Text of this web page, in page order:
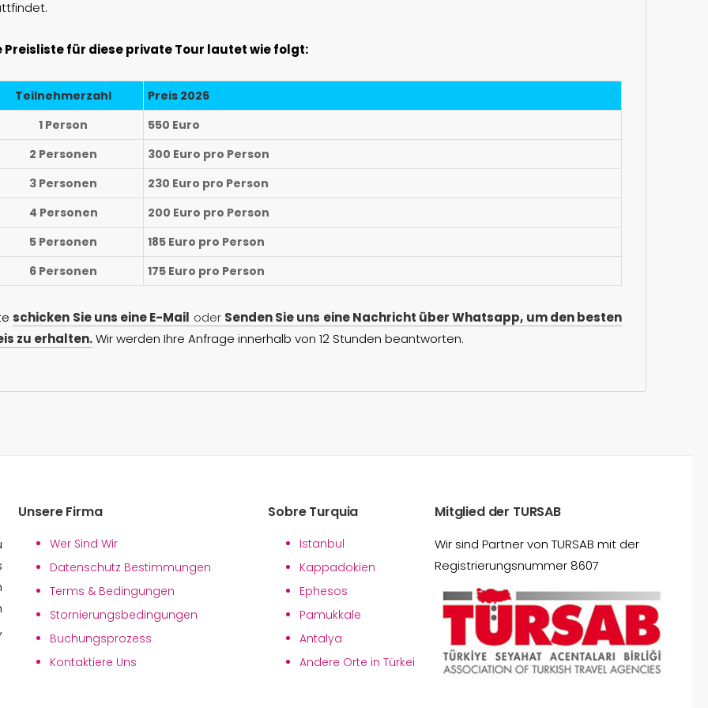
Preisliste für diese private Tour lautet wie folgt:
Teilnehmerzahl
Preis 2026
1 Person
550 Euro
2 Personen
300 Euro pro Person
3 Personen
230 Euro pro Person
4 Personen
200 Euro pro Person
5 Personen
185 Euro pro Person
6 Personen
175 Euro pro Person
schicken Sie uns eine E-Mail oder Senden Sie uns eine Nachricht über Whatsapp, um den besten
zu erhalten.Wir werden Ihre Anfrage innerhalb von 12 Stunden beantworten.
Unsere Firma
Wer Sind Wir
Datenschutz Bestimmungen
Terms & Bedingungen
Stornierungsbedingungen
Buchungsprozess
Kontaktiere Uns
Sobre Turquia
Istanbul
Kappadokien
Ephesos
Pamukkale
Antalya
Andere Orte in Türkei
Mitglied der TURSAB
Wir sind Partner von TURSAB mit der
Registrierungsnummer 8607